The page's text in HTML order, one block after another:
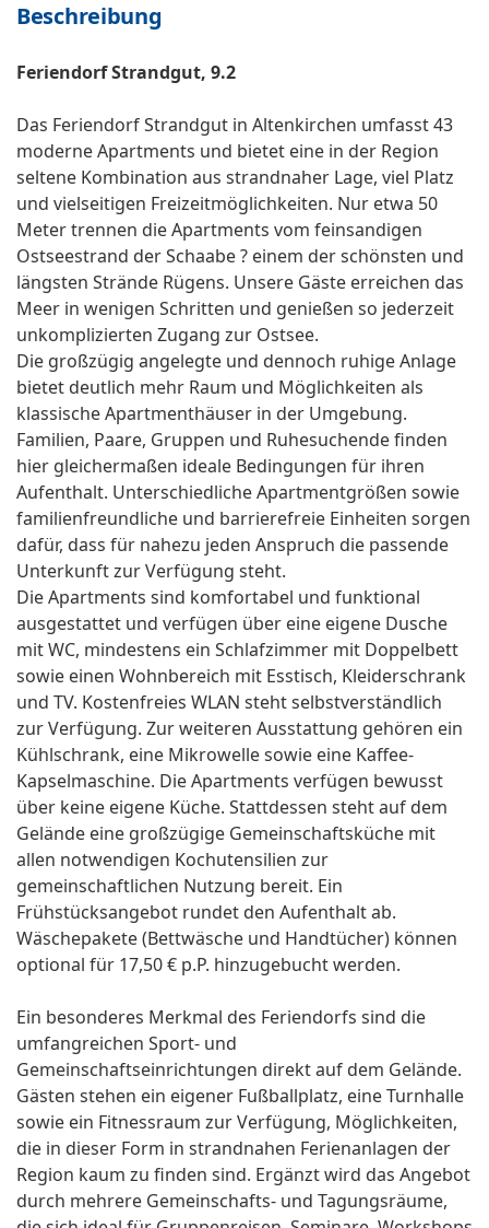
Beschreibung
Feriendorf Strandgut, 9.2
Das Feriendorf Strandgut in Altenkirchen umfasst 43
moderne Apartments und bietet eine in der Region
seltene Kombination aus strandnaher Lage, viel Platz
und vielseitigen Freizeitmöglichkeiten. Nur etwa 50
Meter trennen die Apartments vom feinsandigen
Ostseestrand der Schaabe ? einem der schönsten und
längsten Strände Rügens. Unsere Gäste erreichen das
Meer in wenigen Schritten und genießen so jederzeit
unkomplizierten Zugang zur Ostsee.
Die großzügig angelegte und dennoch ruhige Anlage
bietet deutlich mehr Raum und Möglichkeiten als
klassische Apartmenthäuser in der Umgebung.
Familien, Paare, Gruppen und Ruhesuchende finden
hier gleichermaßen ideale Bedingungen für ihren
Aufenthalt. Unterschiedliche Apartmentgrößen sowie
familienfreundliche und barrierefreie Einheiten sorgen
dafür, dass für nahezu jeden Anspruch die passende
Unterkunft zur Verfügung steht.
Die Apartments sind komfortabel und funktional
ausgestattet und verfügen über eine eigene Dusche
mit WC, mindestens ein Schlafzimmer mit Doppelbett
sowie einen Wohnbereich mit Esstisch, Kleiderschrank
und TV. Kostenfreies WLAN steht selbstverständlich
zur Verfügung. Zur weiteren Ausstattung gehören ein
Kühlschrank, eine Mikrowelle sowie eine Kaffee-
Kapselmaschine. Die Apartments verfügen bewusst
über keine eigene Küche. Stattdessen steht auf dem
Gelände eine großzügige Gemeinschaftsküche mit
allen notwendigen Kochutensilien zur
gemeinschaftlichen Nutzung bereit. Ein
Frühstücksangebot rundet den Aufenthalt ab.
Wäschepakete (Bettwäsche und Handtücher) können
optional für 17,50 € p.P. hinzugebucht werden.
Ein besonderes Merkmal des Feriendorfs sind die
umfangreichen Sport- und
Gemeinschaftseinrichtungen direkt auf dem Gelände.
Gästen stehen ein eigener Fußballplatz, eine Turnhalle
sowie ein Fitnessraum zur Verfügung, Möglichkeiten,
die in dieser Form in strandnahen Ferienanlagen der
Region kaum zu finden sind. Ergänzt wird das Angebot
durch mehrere Gemeinschafts- und Tagungsräume,